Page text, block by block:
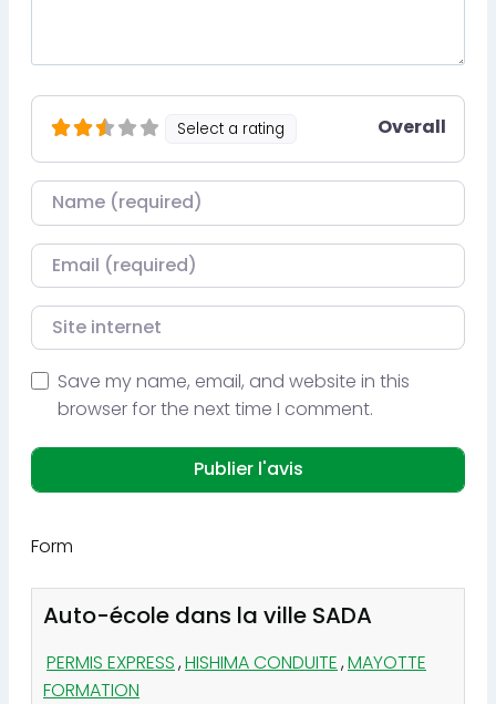
Select a rating Overall
Nom
Courriel
Site internet
Save my name, email, and website in this
browser for the next time I comment.
Form
Auto-école dans la ville SADA
PERMIS EXPRESS,HISHIMA CONDUITE,MAYOTTE
FORMATION